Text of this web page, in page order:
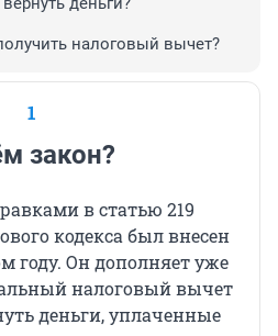
налоговый вычет?
1
закон?
в статью 219
кодекса был внесен
году. Он дополняет уже
налоговый вычет
деньги, уплаченные